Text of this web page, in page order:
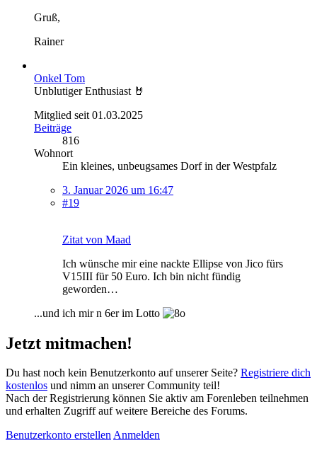
Gruß,
Rainer
Onkel Tom
Unblutiger Enthusiast 🤘
Mitglied seit 01.03.2025
Beiträge
816
Wohnort
Ein kleines, unbeugsames Dorf in der Westpfalz
3. Januar 2026 um 16:47
#19
Zitat von Maad
Ich wünsche mir eine nackte Ellipse von Jico fürs
V15III für 50 Euro. Ich bin nicht fündig
geworden…
...und ich mir n 6er im Lotto
Jetzt mitmachen!
Du hast noch kein Benutzerkonto auf unserer Seite? Registriere dich
kostenlos und nimm an unserer Community teil!
Nach der Registrierung können Sie aktiv am Forenleben teilnehmen
und erhalten Zugriff auf weitere Bereiche des Forums.
Benutzerkonto erstellenAnmelden